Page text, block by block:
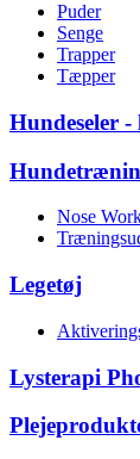
Puder
Senge
Trapper
Tæpper
Hundeseler
Nose
Legetøj
Lysterapi